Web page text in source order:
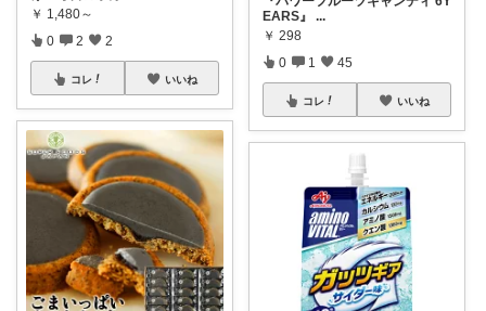
￥ 1,480～
0 2 2
コレ いいね
EARS』
...
￥ 298
0 1 45
コレ いいね